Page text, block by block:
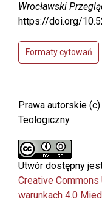
Wrocławski
https://doi.org/
Formaty cytowań
Prawa autorskie
Teologiczny
Utwór dostępny
Creative
warunkach 4.0